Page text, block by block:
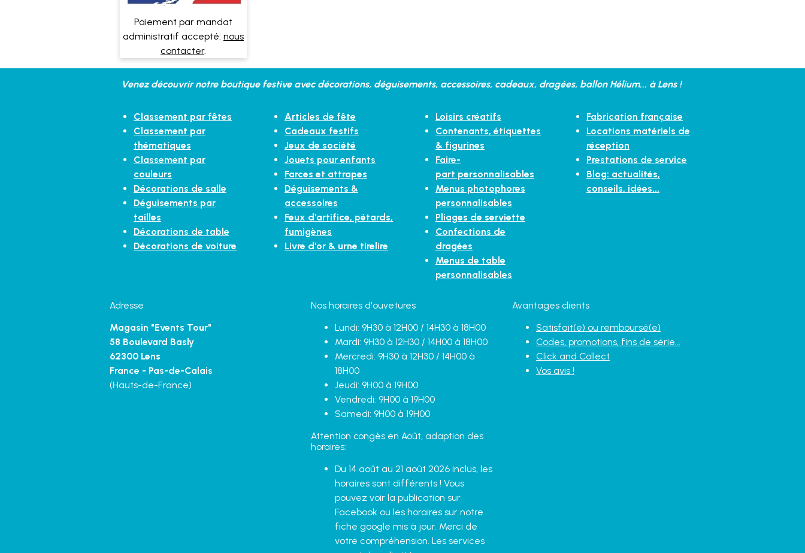
Paiement par mandat
administratif accepté: nous
contacter.
Venez découvrir notre boutique festive avec décorations, déguisements, accessoires, cadeaux, dragées, ballon Hélium... à Lens !
Classement par fêtes
Classement par
thématiques
Classement par
couleurs
Décorations de salle
Déguisements par
tailles
Décorations de table
Décorations de voiture
Articles de fête
Cadeaux festifs
Jeux de société
Jouets pour enfants
Farces et attrapes
Déguisements &
accessoires
Feux d'artifice, pétards,
fumigènes
Livre d'or & urne tirelire
Loisirs créatifs
Contenants, étiquettes
& figurines
Faire-
part personnalisables
Menus photophores
personnalisables
Pliages de serviette
Confections de
dragées
Menus de table
personnalisables
Fabrication française
Locations matériels de
réception
Prestations de service
Blog: actualités,
conseils, idées...
Adresse
Magasin "Events Tour"
58 Boulevard Basly
62300 Lens
France - Pas-de-Calais
(Hauts-de-France)
Nos horaires d'ouvetures
Lundi: 9H30 à 12H00 / 14H30 à 18H00
Mardi: 9H30 à 12H30 / 14H00 à 18H00
Mercredi: 9H30 à 12H30 / 14H00 à
18H00
Jeudi: 9H00 à 19H00
Vendredi: 9H00 à 19H00
Samedi: 9H00 à 19H00
Attention congès en Août, adaption des
horaires:
Du 14 août au 21 août 2026 inclus, les
horaires sont différents ! Vous
pouvez voir la publication sur
Facebook ou les horaires sur notre
fiche google mis à jour. Merci de
votre compréhension. Les services
Avantages clients
Satisfait(e) ou remboursé(e)
Codes, promotions, fins de série...
Click and Collect
Vos avis !